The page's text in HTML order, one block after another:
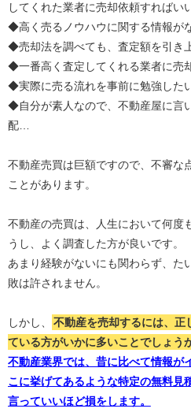
してくれた業者に売却依頼すればい
◆高く売るノウハウに関する情報がな
◆売却法を調べても、査定額を引き
◆一番高く査定してくれる業者に売
◆実際に売る流れを事前に勉強した
◆自分が素人なので、不動産屋に言
配…
不動産売買は巨額ですので、不審な
ことがあります。
不動産の売買は、人生において何度
うし、よく調査した方が良いです。
あまり経験がないにも関わらず、た
敗は許されません。
しかし、
不動産を売却するには、正
ている方がいかに多いことでしょう
不動産業界では、昔に比べて情報が
こに挙げてあるような特定の無料見
言っていいほど損をします。